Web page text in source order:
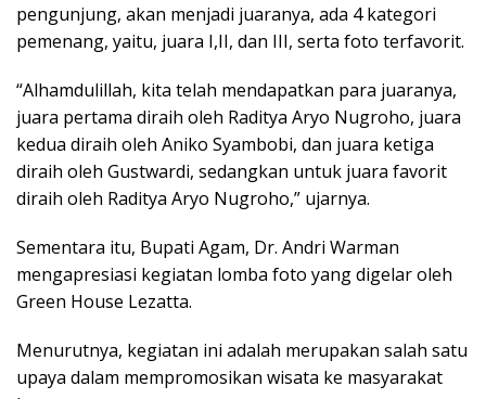
pengunjung, akan menjadi juaranya, ada 4 kategori
pemenang, yaitu, juara I,II, dan III, serta foto terfavorit.
“Alhamdulillah, kita telah mendapatkan para juaranya,
juara pertama diraih oleh Raditya Aryo Nugroho, juara
kedua diraih oleh Aniko Syambobi, dan juara ketiga
diraih oleh Gustwardi, sedangkan untuk juara favorit
diraih oleh Raditya Aryo Nugroho,” ujarnya.
Sementara itu, Bupati Agam, Dr. Andri Warman
mengapresiasi kegiatan lomba foto yang digelar oleh
Green House Lezatta.
Menurutnya, kegiatan ini adalah merupakan salah satu
upaya dalam mempromosikan wisata ke masyarakat